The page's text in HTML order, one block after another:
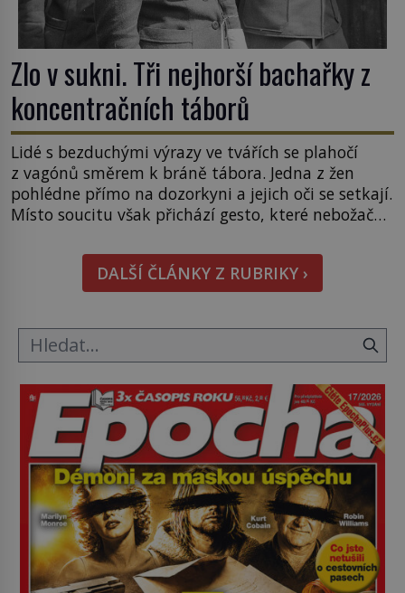
Zlo v sukni. Tři nejhorší bachařky z
koncentračních táborů
Lidé s bezduchými výrazy ve tvářích se plahočí
z vagónů směrem k bráně tábora. Jedna z žen
pohlédne přímo na dozorkyni a jejich oči se setkají.
Místo soucitu však přichází gesto, které nebožačku
Rudolf Höss (1901–1947), Josef Mengele (1911–
1979) či Heinrich Himmler (1900–1945) zná každý,
o koho se historie jen otřela. Jenže […]
DALŠÍ ČLÁNKY Z RUBRIKY ›